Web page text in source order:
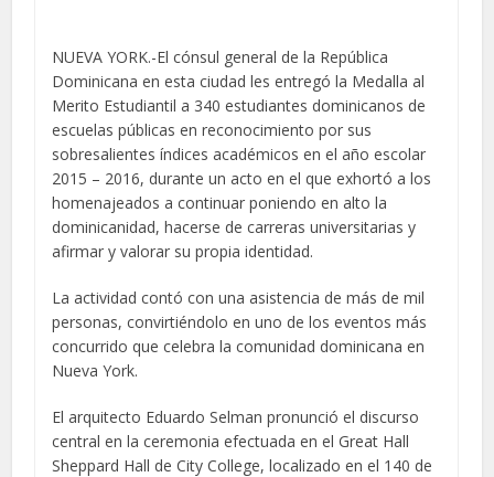
NUEVA YORK.-El cónsul general de la República
Dominicana en esta ciudad les entregó la Medalla al
Merito Estudiantil a 340 estudiantes dominicanos de
escuelas públicas en reconocimiento por sus
sobresalientes índices académicos en el año escolar
2015 – 2016, durante un acto en el que exhortó a los
homenajeados a continuar poniendo en alto la
dominicanidad, hacerse de carreras universitarias y
afirmar y valorar su propia identidad.
La actividad contó con una asistencia de más de mil
personas, convirtiéndolo en uno de los eventos más
concurrido que celebra la comunidad dominicana en
Nueva York.
El arquitecto Eduardo Selman pronunció el discurso
central en la ceremonia efectuada en el Great Hall
Sheppard Hall de City College, localizado en el 140 de